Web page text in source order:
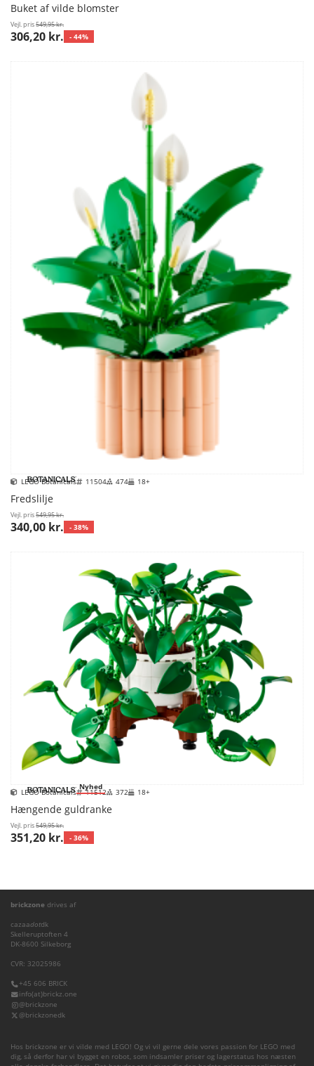
Buket af vilde blomster
Vejl. pris549,95 kr.
306,20 kr. - 44%
LEGO Botanicals 11504 474 18+
Fredslilje
Vejl. pris549,95 kr.
340,00 kr. - 38%
Nyhed
LEGO Botanicals 11512 372 18+
Hængende guldranke
Vejl. pris549,95 kr.
351,20 kr. - 36%
brickzone drives af
cazaadotdk
Skelleruptoften 4
DK-8600 Silkeborg
CVR: 32025986
+45 606 BRICK
info(at)brickz.one
@brickzone
@brickzonedk
Hos brickzone er vi vilde med LEGO! Og vi vil gerne dele vores passion for LEGO med
dig, så derfor har vi bygget en robot, som indsamler priser og lagerstatus hos næsten